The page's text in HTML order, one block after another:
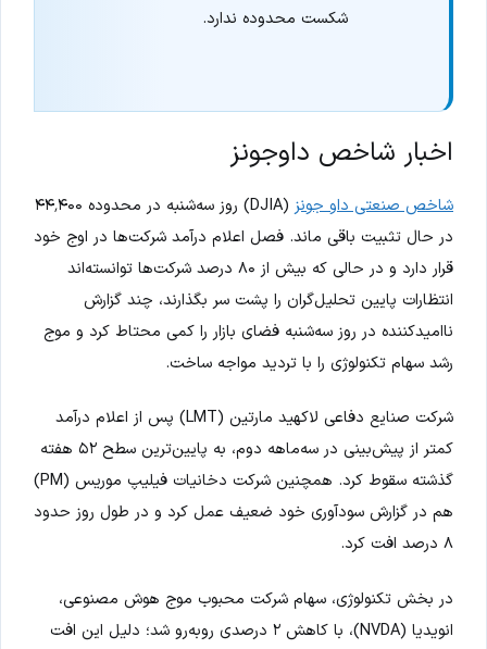
شکست محدوده ندارد.
اخبار شاخص داوجونز
شاخص صنعتی داو جونز
(DJIA) روز سه‌شنبه در محدوده ۴۴٬۴۰۰
در حال تثبیت باقی ماند. فصل اعلام درآمد شرکت‌ها در اوج خود
قرار دارد و در حالی که بیش از ۸۰ درصد شرکت‌ها توانسته‌اند
انتظارات پایین تحلیل‌گران را پشت سر بگذارند، چند گزارش
ناامیدکننده در روز سه‌شنبه فضای بازار را کمی محتاط کرد و موج
رشد سهام تکنولوژی را با تردید مواجه ساخت.
شرکت صنایع دفاعی لاکهید مارتین (LMT) پس از اعلام درآمد
کمتر از پیش‌بینی در سه‌ماهه دوم، به پایین‌ترین سطح ۵۲ هفته
گذشته سقوط کرد. همچنین شرکت دخانیات فیلیپ موریس (PM)
هم در گزارش سودآوری خود ضعیف عمل کرد و در طول روز حدود
۸ درصد افت کرد.
در بخش تکنولوژی، سهام شرکت محبوب موج هوش مصنوعی،
انویدیا (NVDA)، با کاهش ۲ درصدی روبه‌رو شد؛ دلیل این افت